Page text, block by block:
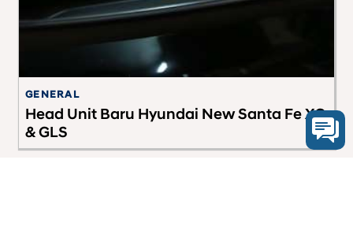
GENERAL
Head Unit Baru Hyundai New Santa Fe XG
& GLS